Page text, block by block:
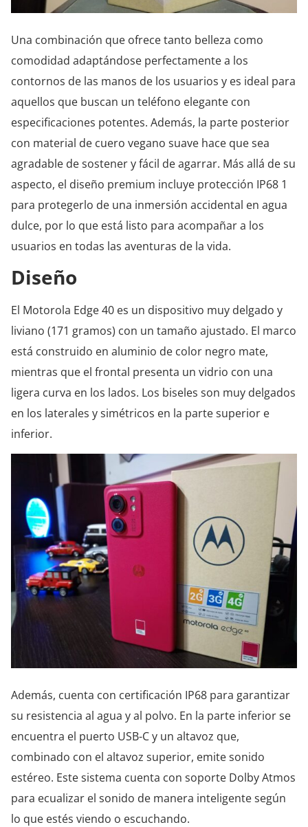
Una combinación que ofrece tanto belleza como
comodidad adaptándose perfectamente a los
contornos de las manos de los usuarios y es ideal para
aquellos que buscan un teléfono elegante con
especificaciones potentes. Además, la parte posterior
con material de cuero vegano suave hace que sea
agradable de sostener y fácil de agarrar. Más allá de su
aspecto, el diseño premium incluye protección IP68 1
para protegerlo de una inmersión accidental en agua
dulce, por lo que está listo para acompañar a los
usuarios en todas las aventuras de la vida.
Diseño
El Motorola Edge 40 es un dispositivo muy delgado y
liviano (171 gramos) con un tamaño ajustado. El marco
está construido en aluminio de color negro mate,
mientras que el frontal presenta un vidrio con una
ligera curva en los lados. Los biseles son muy delgados
en los laterales y simétricos en la parte superior e
inferior.
Además, cuenta con certificación IP68 para garantizar
su resistencia al agua y al polvo. En la parte inferior se
encuentra el puerto USB-C y un altavoz que,
combinado con el altavoz superior, emite sonido
estéreo. Este sistema cuenta con soporte Dolby Atmos
para ecualizar el sonido de manera inteligente según
lo que estés viendo o escuchando.